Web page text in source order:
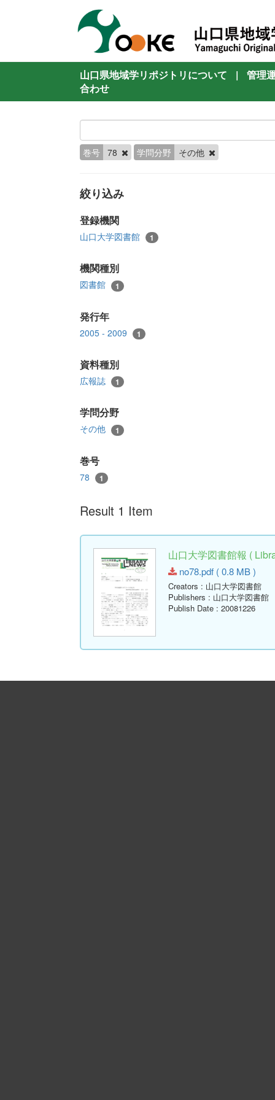
山口県地域学リポジトリについて |
管理
合わせ
巻号 78 学問分野 その他
絞り込み
登録機関
山口大学図書館 1
機関種別
図書館 1
発行年
2005 - 2009 1
資料種別
広報誌 1
学問分野
その他 1
巻号
78 1
Result 1 Item
山口大学図書館報 (
no78.pdf ( 0.8 MB )
Creators : 山口大学図書館
Publishers : 山口大学図書館
Publish Date : 20081226